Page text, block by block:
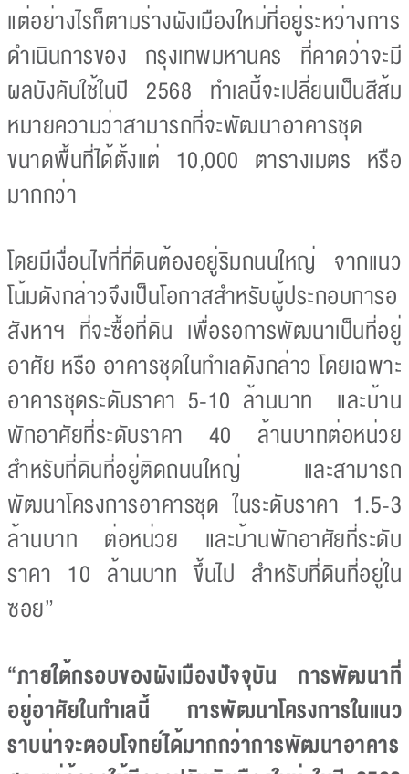
แต่อย่างไรก็ตามร่างผังเมืองใหม่ที่อยู่ระหว่างการ
ดำเนินการของ กรุงเทพมหานคร ที่คาดว่าจะมี
ผลบังคับใช้ในปี 2568 ทำเลนี้จะเปลี่ยนเป็นสีส้ม
หมายความว่าสามารถที่จะพัฒนาอาคารชุด
ขนาดพื้นที่ได้ตั้งแต่ 10,000 ตารางเมตร หรือ
มากกว่า
โดยมีเงื่อนไขที่ที่ดินต้องอยู่ริมถนนใหญ่ จากแนว
โน้มดังกล่าวจึงเป็นโอกาสสำหรับผู้ประกอบการอ
สังหาฯ ที่จะซื้อที่ดิน เพื่อรอการพัฒนาเป็นที่อยู่
อาศัย หรือ อาคารชุดในทำเลดังกล่าว โดยเฉพาะ
อาคารชุดระดับราคา 5-10 ล้านบาท และบ้าน
พักอาศัยที่ระดับราคา 40 ล้านบาทต่อหน่วย
สำหรับที่ดินที่อยู่ติดถนนใหญ่ และสามารถ
พัฒนาโครงการอาคารชุด ในระดับราคา 1.5-3
ล้านบาท ต่อหน่วย และบ้านพักอาศัยที่ระดับ
ราคา 10 ล้านบาท ขึ้นไป สำหรับที่ดินที่อยู่ใน
ซอย”
“ภายใต้กรอบของผังเมืองปัจจุบัน การพัฒนาที่
อยู่อาศัยในทำเลนี้ การพัฒนาโครงการในแนว
ราบน่าจะตอบโจทย์ได้มากกว่าการพัฒนาอาคาร